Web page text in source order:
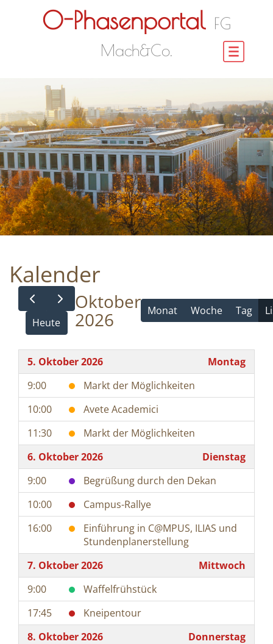
O-Phasenportal FG
Mach&Co.
Kalender
Heute
Oktober
2026 Monat Woche Tag
5. Oktober 2026
Montag
9:00
Markt der Möglichkeiten
10:00
Avete Academici
11:30
Markt der Möglichkeiten
6. Oktober 2026
Dienstag
9:00
Begrüßung durch den Dekan
10:00
Campus-Rallye
16:00
Einführung in C@MPUS, ILIAS und
Stundenplanerstellung
7. Oktober 2026
Mittwoch
9:00
Waffelfrühstück
17:45
Kneipentour
8. Oktober 2026
Donnerstag